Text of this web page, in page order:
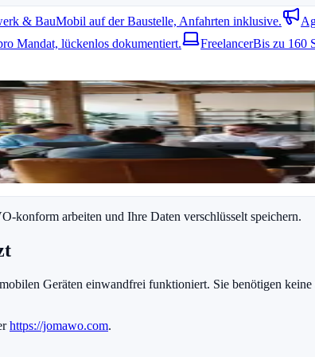
& BauMobil auf der Baustelle, Anfahrten inklusive.
Mandat, lückenlos dokumentiert. FreelancerBis zu 160
mobilen Geräten nutzen. Daten synchronisieren sich
zu vergessen. Kombinieren Sie die App mit
konform arbeiten und Ihre Daten verschlüsselt speichern.
Geräten einwandfrei funktioniert. Sie benötigen
https://jomawo.com.